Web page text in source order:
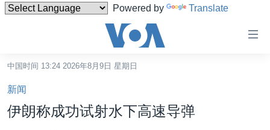
Powered by Translate
碍
链
接
中国
中国时间 13:24 2026年8月9日 星期日
新闻
伊朗称成功试射水下高速导弹